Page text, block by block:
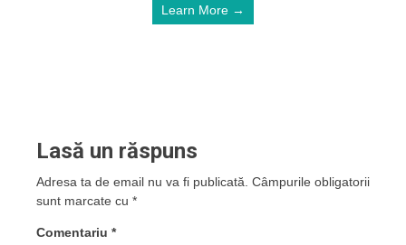
Learn More →
Lasă un răspuns
Adresa ta de email nu va fi publicată. Câmpurile obligatorii
sunt marcate cu *
Comentariu *